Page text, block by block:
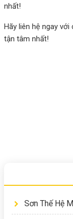
nhất!
Hãy liên hệ ngay
tận tâm nhất!
Sơn Thế Hệ